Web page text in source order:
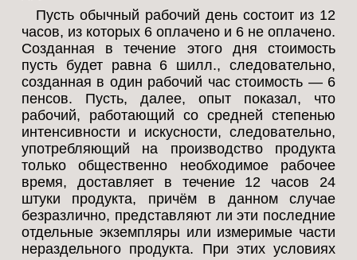
Пусть обычный рабочий день состоит из 12
часов, из которых 6 оплачено и 6 не оплачено.
Созданная в течение этого дня стоимость
пусть будет равна 6 шилл., следовательно,
созданная в один рабочий час стоимость — 6
пенсов. Пусть, далее, опыт показал, что
рабочий, работающий со средней степенью
интенсивности и искусности, следовательно,
употребляющий на производство продукта
только общественно необходимое рабочее
время, доставляет в течение 12 часов 24
штуки продукта, причём в данном случае
безразлично, представляют ли эти последние
отдельные экземпляры или измеримые части
нераздельного продукта. При этих условиях